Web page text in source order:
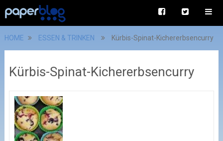
HOME ESSEN & TRINKEN Kürbis-Spinat-Kichererbsencurry
Kürbis-Spinat-Kichererbsencurry